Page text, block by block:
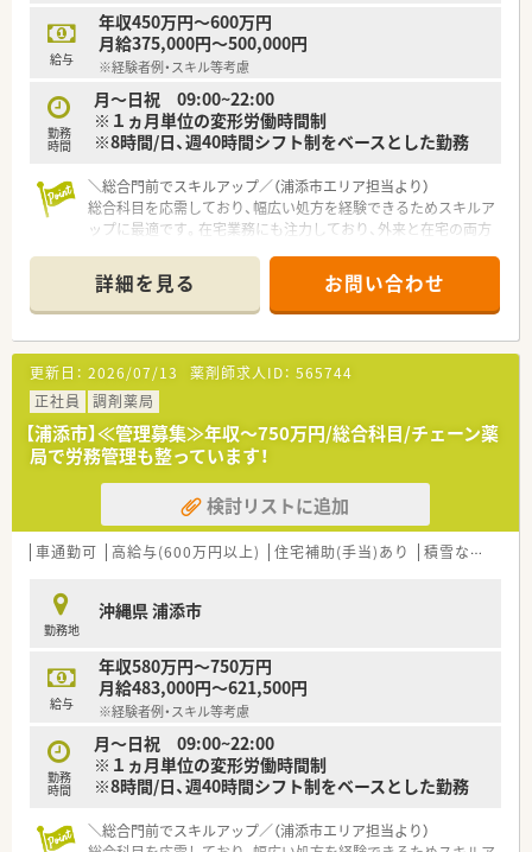
【法人特徴について】
■2011年の設立以降にM&Aを通じて着実に店舗網を広げてお
り、現在は保険調剤薬局を6店舗経営している成長過程の企業で
す。
■代表取締役も現役の薬剤師として活躍しており、メディアへの
露出や医療業界の発展に資する多角的な事業展開を精力的に行
っています。
チェーンにはない柔軟な意思決定とスピード感が大きな特徴で
す。
での調剤経験やスキルを最大限に考慮して給与額を決定いたし
ます。
までの終業時間を守ってプライベートを充実させることが可能
です。
■65歳以降も1年ごとの契約更新で継続して勤務することが可
能であり、長期間にわたって安心してキャリアを築ける環境で
す。
給与
年収450万円～600万円
月給375,000円～500,000円
※経験者例・スキル等考慮
勤務
時間
月～日祝 09:00~22:00
※１ヵ月単位の変形労働時間制
※8時間/日、週40時間シフト制をベースとした勤務
＼総合門前でスキルアップ／（浦添市エリア担当より）
総合科目を応需しており、幅広い処方を経験できるためスキルア
ップに最適です。在宅業務にも注力しており、外来と在宅の両方
【店舗情報と応需状況について】
■総合病院の門前薬局として、多岐にわたる総合科目の処方箋を
月に約2400枚と幅広く応需している店舗です。
■開局時間は曜日を問わず9時から22時までとなっており、幅広
いライフスタイルを持つ患者様が来局されます。
■外来業務をメインとしながらも、地域のニーズに応えるため施
設や居宅への在宅医療にも積極的に取り組んでいます。
【募集背景と求める人物像について】
■今回は店舗の新規開設と近隣地域の在宅患者様の増加に伴う、
体制強化を目的とした増員急募の求人募集です。
■調剤経験のある方はもちろん、未経験の方やブランクのある方
でも前向きに業務に取り組める方を歓迎しています。
■全国で130店舗以上を展開しており、調剤薬局の枠を超えて
OTC店舗や介護施設なども多角的に運営しています。
■デイサービスや介護付き有料老人ホームの運営にも力を注い
でおり、地域医療と福祉に深く携わる多角的企業です。
■年間15件以上の新規開局を安定して行っており、盤石な経営
基盤のもとで地域密着型のサービスを提供しています。
詳細を見る お問い合わせ
更新日： 2026/07/13 薬剤師求人ID： 565744
正社員
調剤薬局
【浦添市】≪管理募集≫年収～750万円/総合科目/チェーン薬
局で労務管理も整っています！
検討リストに追加
車通勤可 高給与(600万円以上) 住宅補助(手当)あり 積雪なし
勤務地
沖縄県 浦添市
給与
年収580万円～750万円
月給483,000円～621,500円
※経験者例・スキル等考慮
勤務
時間
月～日祝 09:00~22:00
※１ヵ月単位の変形労働時間制
※8時間/日、週40時間シフト制をベースとした勤務
＼総合門前でスキルアップ／（浦添市エリア担当より）